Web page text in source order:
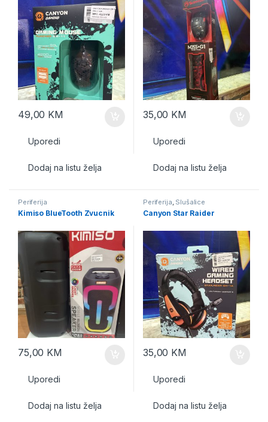
49,00 KM
Uporedi
Dodaj na listu želja
35,00 KM
Uporedi
Dodaj na listu želja
Periferija
Kimiso BlueTooth Zvucnik
75,00 KM
Uporedi
Dodaj na listu želja
Periferija, Slušalice
Canyon Star Raider
35,00 KM
Uporedi
Dodaj na listu želja